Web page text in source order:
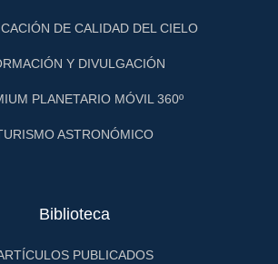
DE CALIDAD DEL CIELO
Y DIVULGACIÓN
PLANETARIO MÓVIL 360º
ASTRONÓMICO
Biblioteca
PUBLICADOS